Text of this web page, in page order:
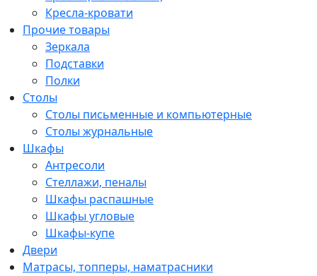
Кресла-кровати
Прочие товары
Зеркала
Подставки
Полки
Столы
Столы письменные и компьютерные
Столы журнальные
Шкафы
Антресоли
Стеллажи, пеналы
Шкафы распашные
Шкафы угловые
Шкафы-купе
Двери
Матрасы, топперы, наматрасники